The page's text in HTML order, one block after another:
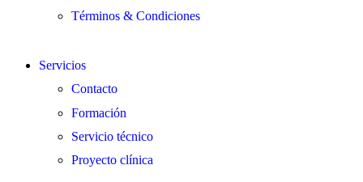
Términos & Condiciones
Servicios
Contacto
Formación
Servicio técnico
Proyecto clínica